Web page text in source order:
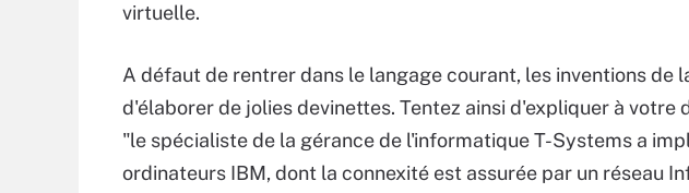
virtuelle.
A défaut de rentrer dans le langage courant, les inventions de
d'élaborer de jolies devinettes. Tentez ainsi d'expliquer à
"le spécialiste de la gérance de l'informatique T-Systems a
ordinateurs IBM, dont la connexité est assurée par un réseau